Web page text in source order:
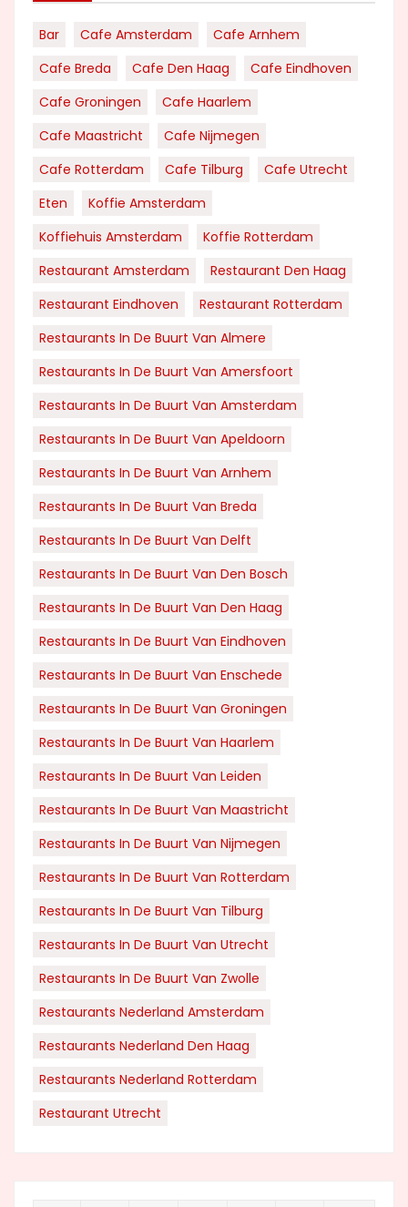
Bar Cafe Amsterdam
Cafe Arnhem
Cafe Breda
Cafe Den Haag
Cafe Eindhoven
Cafe Groningen
Cafe Haarlem
Cafe Maastricht
Cafe Nijmegen
Cafe Rotterdam
Cafe Tilburg
Cafe Utrecht
Eten
Koffie Amsterdam
Koffiehuis Amsterdam
Koffie Rotterdam
Restaurant Amsterdam
Restaurant Den Haag
Restaurant Eindhoven
Restaurant Rotterdam
Restaurants In De Buurt Van Almere
Restaurants In De Buurt Van Amersfoort
Restaurants In De Buurt Van Amsterdam
Restaurants In De Buurt Van Apeldoorn
Restaurants In De Buurt Van Arnhem
Restaurants In De Buurt Van Breda
Restaurants In De Buurt Van Delft
Restaurants In De Buurt Van Den Bosch
Restaurants In De Buurt Van Den Haag
Restaurants In De Buurt Van Eindhoven
Restaurants In De Buurt Van Enschede
Restaurants In De Buurt Van Groningen
Restaurants In De Buurt Van Haarlem
Restaurants In De Buurt Van Leiden
Restaurants In De Buurt Van Maastricht
Restaurants In De Buurt Van Nijmegen
Restaurants In De Buurt Van Rotterdam
Restaurants In De Buurt Van Tilburg
Restaurants In De Buurt Van Utrecht
Restaurants In De Buurt Van Zwolle
Restaurants Nederland Amsterdam
Restaurants Nederland Den Haag
Restaurants Nederland Rotterdam
Restaurant Utrecht